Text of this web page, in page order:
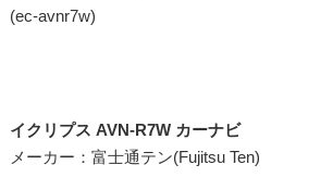
(ec-avnr7w)
イクリプス AVN-R7W カーナビ
メーカー：富士通テン(Fujitsu Ten)